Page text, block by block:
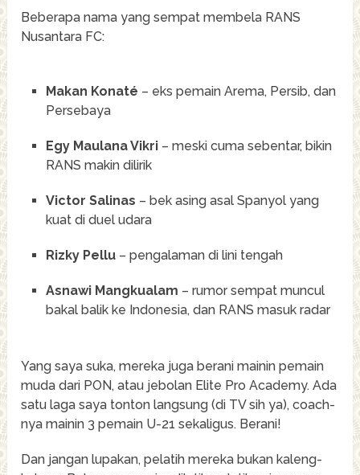
Beberapa nama yang sempat membela RANS
Nusantara FC:
Makan Konaté – eks pemain Arema, Persib, dan
Persebaya
Egy Maulana Vikri– meski cuma sebentar, bikin
RANS makin dilirik
Victor Salinas – bek asing asal Spanyol yang
kuat di duel udara
Rizky Pellu– pengalaman di lini tengah
Asnawi Mangkualam – rumor sempat muncul
bakal balik ke Indonesia, dan RANS masuk radar
Yang saya suka, mereka juga berani mainin pemain
muda dari PON, atau jebolan Elite Pro Academy. Ada
satu laga saya tonton langsung (di TV sih ya), coach-
nya mainin 3 pemain U-21 sekaligus. Berani!
Dan jangan lupakan, pelatih mereka bukan kaleng-